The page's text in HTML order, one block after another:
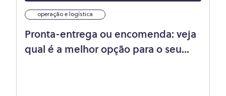
operação e logística
Pronta-entrega ou encomenda: veja
qual é a melhor opção para o seu